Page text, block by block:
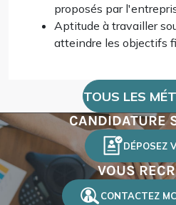
proposés par
Aptitude à travailler
atteindre les objectifs
TOUS LES
CANDIDATURE
DÉPOSEZ
VOUS
CONTACTEZ